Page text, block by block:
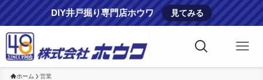
DIY井戸掘り専門店ホウワ 見てみる
ホーム 営業